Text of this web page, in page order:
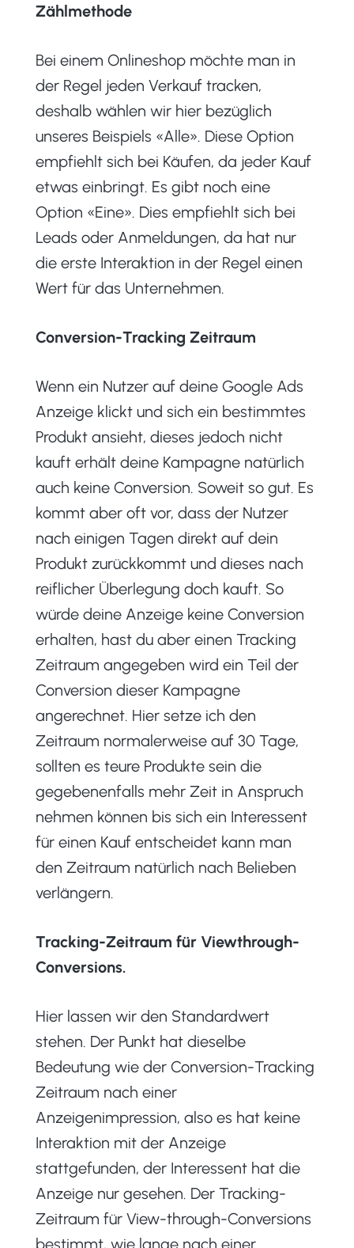
Zählmethode
Bei einem Onlineshop möchte man in
der Regel jeden Verkauf tracken,
deshalb wählen wir hier bezüglich
unseres Beispiels «Alle». Diese Option
empfiehlt sich bei Käufen, da jeder Kauf
etwas einbringt. Es gibt noch eine
Option «Eine». Dies empfiehlt sich bei
Leads oder Anmeldungen, da hat nur
die erste Interaktion in der Regel einen
Wert für das Unternehmen.
Conversion-Tracking Zeitraum
Wenn ein Nutzer auf deine Google Ads
Anzeige klickt und sich ein bestimmtes
Produkt ansieht, dieses jedoch nicht
kauft erhält deine Kampagne natürlich
auch keine Conversion. Soweit so gut. Es
kommt aber oft vor, dass der Nutzer
nach einigen Tagen direkt auf dein
Produkt zurückkommt und dieses nach
reiflicher Überlegung doch kauft. So
würde deine Anzeige keine Conversion
erhalten, hast du aber einen Tracking
Zeitraum angegeben wird ein Teil der
Conversion dieser Kampagne
angerechnet. Hier setze ich den
Zeitraum normalerweise auf 30 Tage,
sollten es teure Produkte sein die
gegebenenfalls mehr Zeit in Anspruch
nehmen können bis sich ein Interessent
für einen Kauf entscheidet kann man
den Zeitraum natürlich nach Belieben
verlängern.
Tracking-Zeitraum für Viewthrough-
Conversions.
Hier lassen wir den Standardwert
stehen. Der Punkt hat dieselbe
Bedeutung wie der Conversion-Tracking
Zeitraum nach einer
Anzeigenimpression, also es hat keine
Interaktion mit der Anzeige
stattgefunden, der Interessent hat die
Anzeige nur gesehen. Der Tracking-
Zeitraum für View-through-Conversions
bestimmt, wie lange nach einer